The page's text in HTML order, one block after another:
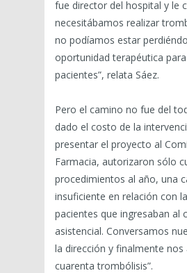
fue director del hospital y le
necesitábamos realizar
no podíamos estar
oportunidad terapéutica
pacientes”, relata Sáez.
Pero el camino no fue del
dado el costo de la
presentar el proyecto al
Farmacia, autorizaron sólo
procedimientos al año, una
insuficiente en relación con
pacientes que ingresaban al
asistencial. Conversamos
la dirección y finalmente
cuarenta trombólisis”.